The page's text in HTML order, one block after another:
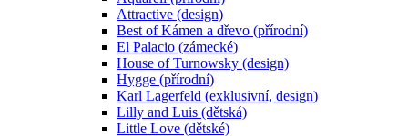
Attractive (design)
Best of Kámen a dřevo (přírodní)
El Palacio (zámecké)
House of Turnowsky (design)
Hygge (přírodní)
Karl Lagerfeld (exklusivní, design)
Lilly and Luis (dětská)
Little Love (dětské)